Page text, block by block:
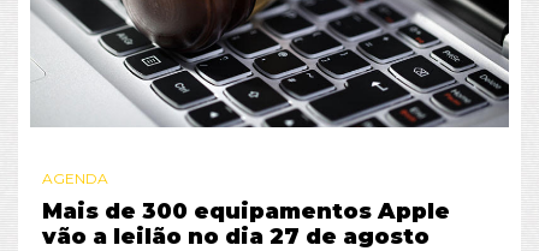
AGENDA
Mais de 300 equipamentos Apple
vão a leilão no dia 27 de agosto